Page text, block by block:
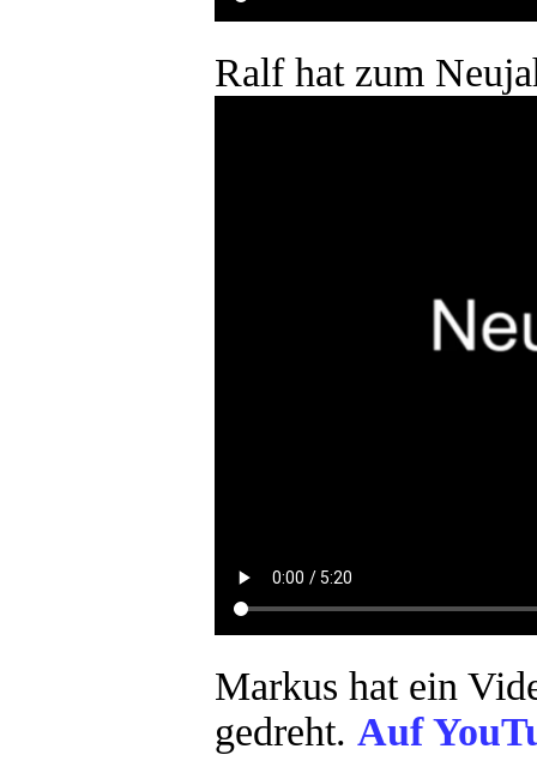
Ralf hat zum
Markus hat ein
gedreht. Auf